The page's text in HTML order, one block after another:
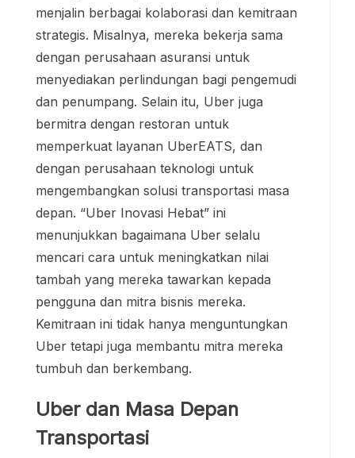
menjalin berbagai kolaborasi dan kemitraan
strategis. Misalnya, mereka bekerja sama
dengan perusahaan asuransi untuk
menyediakan perlindungan bagi pengemudi
dan penumpang. Selain itu, Uber juga
bermitra dengan restoran untuk
memperkuat layanan UberEATS, dan
dengan perusahaan teknologi untuk
mengembangkan solusi transportasi masa
depan. “Uber Inovasi Hebat” ini
menunjukkan bagaimana Uber selalu
mencari cara untuk meningkatkan nilai
tambah yang mereka tawarkan kepada
pengguna dan mitra bisnis mereka.
Kemitraan ini tidak hanya menguntungkan
Uber tetapi juga membantu mitra mereka
tumbuh dan berkembang.
Uber dan Masa Depan
Transportasi